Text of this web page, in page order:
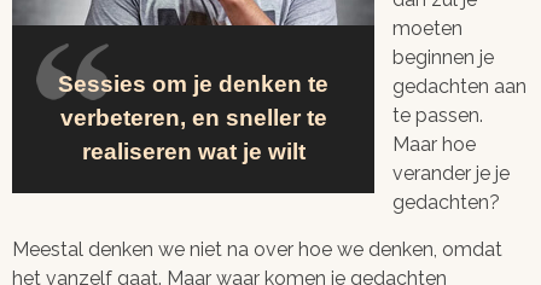
Sessies om je denken te
verbeteren, en sneller te
realiseren wat je wilt
moeten
beginnen je
gedachten aan
te passen.
Maar hoe
verander je je
gedachten?
Meestal denken we niet na over hoe we denken, omdat
het vanzelf gaat. Maar waar komen je gedachten